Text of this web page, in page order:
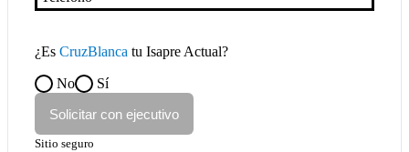
¿Es CruzBlanca tu Isapre Actual?
No
Sí
Solicitar con ejecutivo
Sitio seguro